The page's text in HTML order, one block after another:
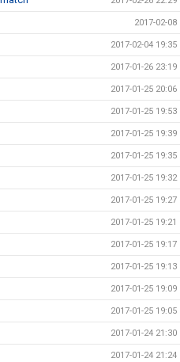
2017-02-08
2017-02-04 19:35
2017-01-26 23:19
2017-01-25 20:06
2017-01-25 19:53
2017-01-25 19:39
2017-01-25 19:35
2017-01-25 19:32
2017-01-25 19:27
2017-01-25 19:21
2017-01-25 19:17
2017-01-25 19:13
2017-01-25 19:09
2017-01-25 19:05
2017-01-24 21:30
2017-01-24 21:24